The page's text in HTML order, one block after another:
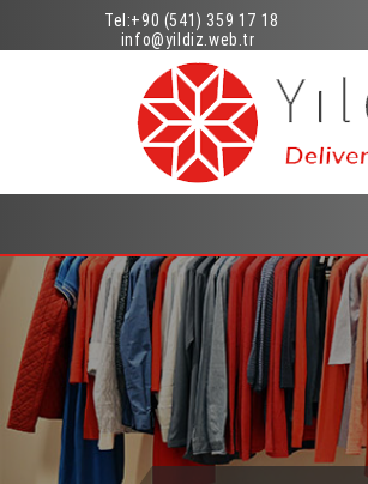
Tel:+90 (541) 359 17 18
info@yildiz.web.tr